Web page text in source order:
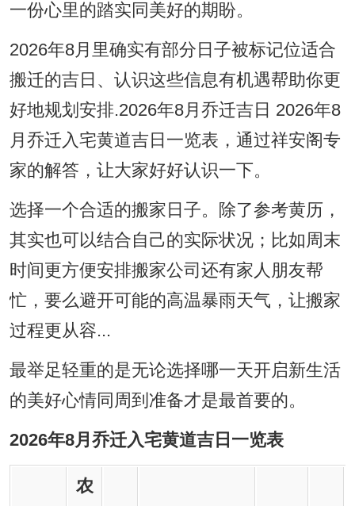
一份心里的踏实同美好的期盼。
2026年8月里确实有部分日子被标记位适合
搬迁的吉日、认识这些信息有机遇帮助你更
好地规划安排.2026年8月乔迁吉日 2026年8
月乔迁入宅黄道吉日一览表，通过祥安阁专
家的解答，让大家好好认识一下。
选择一个合适的搬家日子。除了参考黄历，
其实也可以结合自己的实际状况；比如周末
时间更方便安排搬家公司还有家人朋友帮
忙，要么避开可能的高温暴雨天气，让搬家
过程更从容...
最举足轻重的是无论选择哪一天开启新生活
的美好心情同周到准备才是最首要的。
2026年8月乔迁入宅黄道吉日一览表
农